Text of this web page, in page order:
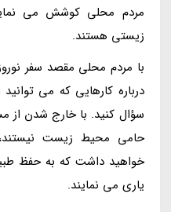
مردم محلی کوشش می
زیستی هستند.
با مردم محلی مقصد سفر
درباره کارهایی که می
سؤال کنید. با خارج شدن از
حامی محیط زیست
خواهید داشت که به حفظ
یاری می نمایند.